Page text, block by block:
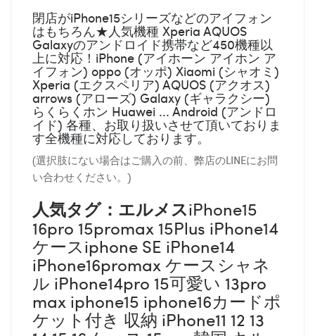
閉店がiPhone15シリーズなどのアイフォン
はもちろん★人気機種 Xperia AQUOS
Galaxyのアンドロイド携帯など450機種以
上に対応！iPhone (アイホーン アイホン ア
イフォン) oppo (オッポ) Xiaomi (シャオミ)
Xperia (エクスペリア) AQUOS (アクオス)
arrows (アローズ) Galaxy (ギャラクシー)
らくらくホン Huawei ... Android (アンドロ
イド) 各種、お取り扱いさせて頂いておりま
す全機種に対応しております。
(選択肢にない場合はご購入の前、弊店のLINEにお問
い合わせください。)
人気タグ：エルメスiPhone15
16pro 15promax 15Plus iPhone14
ケースiphone SE iPhone14
iPhone16promax ケースシャネ
ル iPhone14pro 15可愛い 13pro
max iphone15 iphone16カードポ
ケット付き 収納 iPhone11 12 13